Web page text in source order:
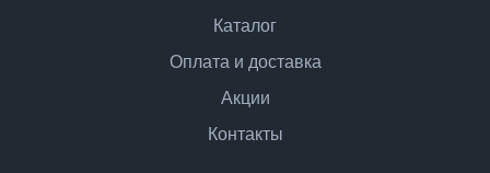
Каталог
Оплата и доставка
Акции
Контакты